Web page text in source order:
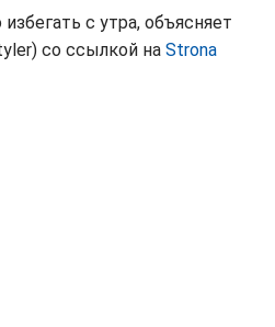
с утра, объясняет
со ссылкой на Strona